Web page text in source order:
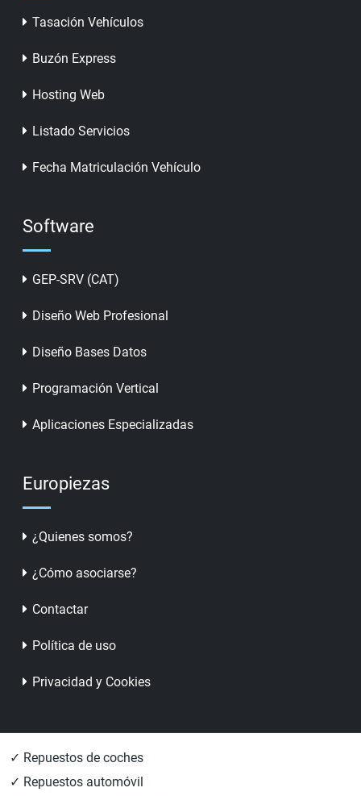
Tasación Vehículos
Buzón Express
Hosting Web
Listado Servicios
Fecha Matriculación Vehículo
Software
GEP-SRV (CAT)
Diseño Web Profesional
Diseño Bases Datos
Programación Vertical
Aplicaciones Especializadas
Europiezas
¿Quienes somos?
¿Cómo asociarse?
Contactar
Política de uso
Privacidad y Cookies
✓ Repuestos de coches
✓ Repuestos automóvil